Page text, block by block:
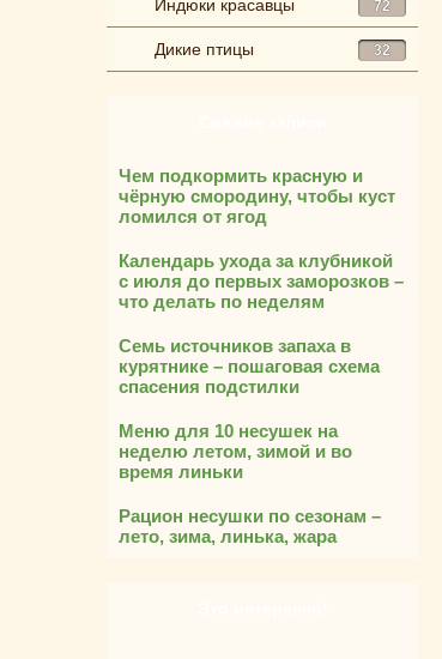
Индюки красавцы 72
Дикие птицы 32
Чем подкормить красную и
чёрную смородину, чтобы куст
ломился от ягод
Календарь ухода за клубникой
с июля до первых заморозков –
что делать по неделям
Семь источников запаха в
курятнике – пошаговая схема
спасения подстилки
Меню для 10 несушек на
неделю летом, зимой и во
время линьки
Рацион несушки по сезонам –
лето, зима, линька, жара